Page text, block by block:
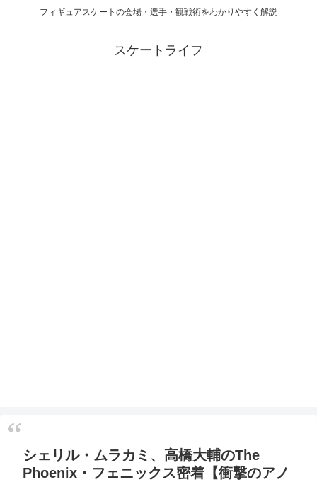
フィギュアスケートの会場・選手・観戦術をわかりやすく解説
スケートライフ
シェリル・ムラカミ、高橋大輔のThe
Phoenix・フェニックス密着【衝撃のアノ